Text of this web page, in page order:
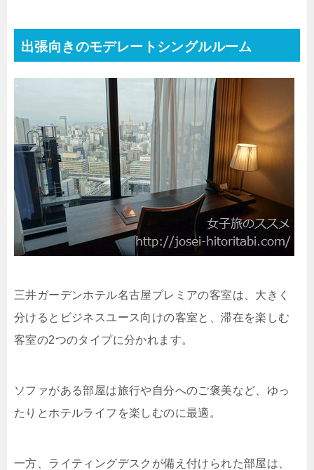
出張向きのモデレートシングルルーム
三井ガーデンホテル名古屋プレミアの客室は、大きく
分けるとビジネスユース向けの客室と、滞在を楽しむ
客室の2つのタイプに分かれます。
ソファがある部屋は旅行や自分へのご褒美など、ゆっ
たりとホテルライフを楽しむのに最適。
一方、ライティングデスクが備え付けられた部屋は、